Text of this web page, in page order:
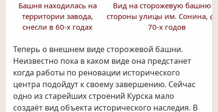
Башня находилась на
территории завода,
снесли в 60-х годах
Вид на сторожевую башню
стороны улицы им. Сонина,
70-х годов
Теперь о внешнем виде сторожевой башни.
Неизвестно пока в каком виде она предстанет
когда работы по реновации исторического
центра подойдут к своему завершению. Сейчас
одно из старейших строений Курска мало
создаёт вид объекта исторического наследия. В